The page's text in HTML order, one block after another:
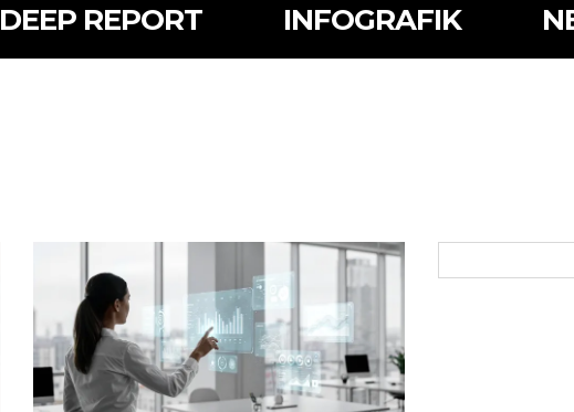
DEEP REPORT INFOGRAFIK